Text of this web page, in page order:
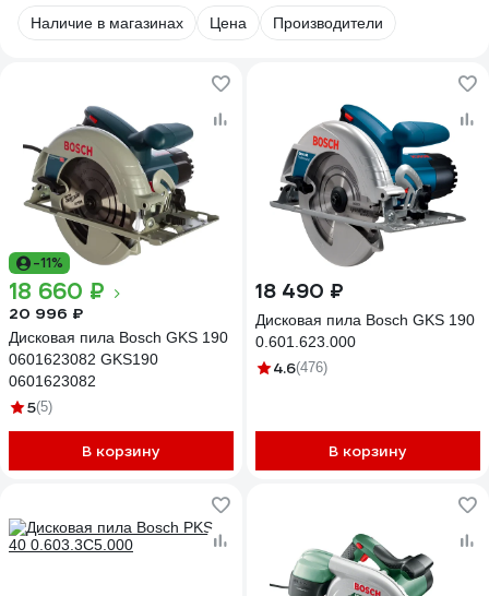
Наличие в магазинах Цена Производители
-11%
18 660 ₽
20 996 ₽
Дисковая пила Bosch GKS 190
0601623082 GKS190
0601623082
5(5)
В корзину
18 490 ₽
Дисковая пила Bosch GKS 190
0.601.623.000
4.6(476)
В корзину